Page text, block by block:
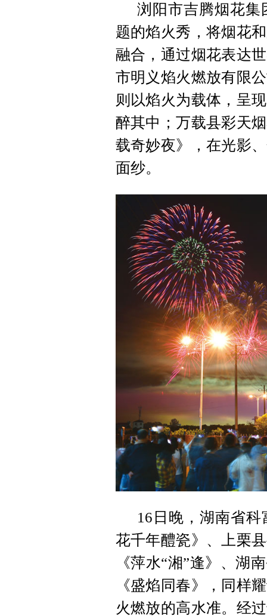
浏阳市吉腾烟花集
题的焰火秀，将烟花
融合，通过烟花表达
市明义焰火燃放有限
则以焰火为载体，呈
醉其中；万载县彩天
载奇妙夜》，在光影
面纱。
16日晚，湖南省
花千年醴瓷》、上栗
《萍水“湘”逢》、湖
《盛焰同春》，同样
火燃放的高水准。经